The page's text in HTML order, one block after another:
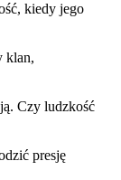
kiedy jego
klan,
Czy ludzkość
presję